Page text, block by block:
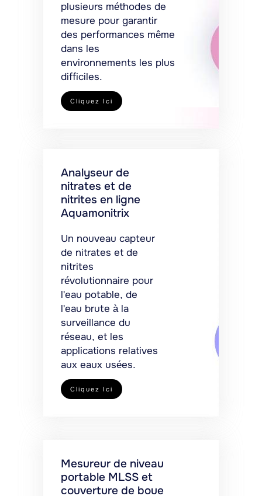
plusieurs méthodes de
mesure pour garantir
des performances même
dans les
environnements les plus
difficiles.
Cliquez Ici
Analyseur de
nitrates et de
nitrites en ligne
Aquamonitrix
Un nouveau capteur
de nitrates et de
nitrites
révolutionnaire pour
l'eau potable, de
l'eau brute à la
surveillance du
réseau, et les
applications relatives
aux eaux usées.
Cliquez Ici
Mesureur de niveau
portable MLSS et
couverture de boue